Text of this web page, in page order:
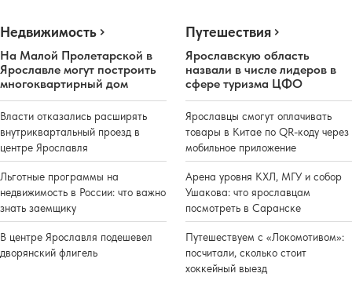
Недвижимость
На Малой Пролетарской в
Ярославле могут построить
многоквартирный дом
Власти отказались расширять
внутриквартальный проезд в
центре Ярославля
Льготные программы на
недвижимость в России: что важно
знать заемщику
В центре Ярославля подешевел
дворянский флигель
Путешествия
Ярославскую область
назвали в числе лидеров в
сфере туризма ЦФО
Ярославцы смогут оплачивать
товары в Китае по QR-коду через
мобильное приложение
Арена уровня КХЛ, МГУ и собор
Ушакова: что ярославцам
посмотреть в Саранске
Путешествуем с «Локомотивом»:
посчитали, сколько стоит
хоккейный выезд